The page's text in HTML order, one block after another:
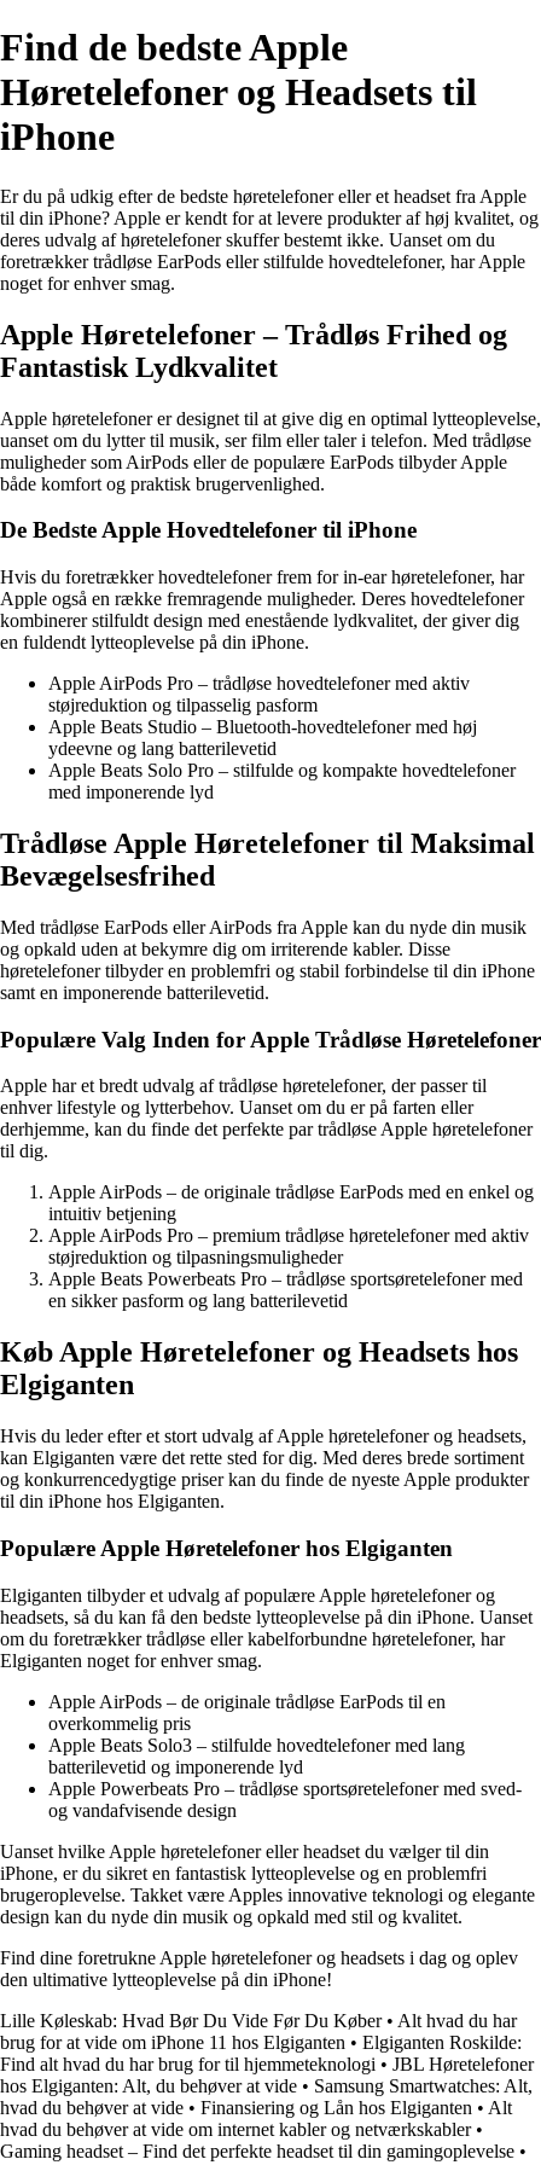
Find de bedste Apple
Høretelefoner og Headsets til
iPhone
Er du på udkig efter de bedste høretelefoner eller et headset fra Apple
til din iPhone? Apple er kendt for at levere produkter af høj kvalitet, og
deres udvalg af høretelefoner skuffer bestemt ikke. Uanset om du
foretrækker trådløse EarPods eller stilfulde hovedtelefoner, har Apple
noget for enhver smag.
Apple Høretelefoner – Trådløs Frihed og
Fantastisk Lydkvalitet
Apple høretelefoner er designet til at give dig en optimal lytteoplevelse,
uanset om du lytter til musik, ser film eller taler i telefon. Med trådløse
muligheder som AirPods eller de populære EarPods tilbyder Apple
både komfort og praktisk brugervenlighed.
De Bedste Apple Hovedtelefoner til iPhone
Hvis du foretrækker hovedtelefoner frem for in-ear høretelefoner, har
Apple også en række fremragende muligheder. Deres hovedtelefoner
kombinerer stilfuldt design med enestående lydkvalitet, der giver dig
en fuldendt lytteoplevelse på din iPhone.
Apple AirPods Pro – trådløse hovedtelefoner med aktiv
støjreduktion og tilpasselig pasform
Apple Beats Studio – Bluetooth-hovedtelefoner med høj
ydeevne og lang batterilevetid
Apple Beats Solo Pro – stilfulde og kompakte hovedtelefoner
med imponerende lyd
Trådløse Apple Høretelefoner til Maksimal
Bevægelsesfrihed
Med trådløse EarPods eller AirPods fra Apple kan du nyde din musik
og opkald uden at bekymre dig om irriterende kabler. Disse
høretelefoner tilbyder en problemfri og stabil forbindelse til din iPhone
samt en imponerende batterilevetid.
Populære Valg Inden for Apple Trådløse Høretelefoner
Apple har et bredt udvalg af trådløse høretelefoner, der passer til
enhver lifestyle og lytterbehov. Uanset om du er på farten eller
derhjemme, kan du finde det perfekte par trådløse Apple høretelefoner
til dig.
Apple AirPods – de originale trådløse EarPods med en enkel og
intuitiv betjening
Apple AirPods Pro – premium trådløse høretelefoner med aktiv
støjreduktion og tilpasningsmuligheder
Apple Beats Powerbeats Pro – trådløse sportsøretelefoner med
en sikker pasform og lang batterilevetid
Køb Apple Høretelefoner og Headsets hos
Elgiganten
Hvis du leder efter et stort udvalg af Apple høretelefoner og headsets,
kan Elgiganten være det rette sted for dig. Med deres brede sortiment
og konkurrencedygtige priser kan du finde de nyeste Apple produkter
til din iPhone hos Elgiganten.
Populære Apple Høretelefoner hos Elgiganten
Elgiganten tilbyder et udvalg af populære Apple høretelefoner og
headsets, så du kan få den bedste lytteoplevelse på din iPhone. Uanset
om du foretrækker trådløse eller kabelforbundne høretelefoner, har
Elgiganten noget for enhver smag.
Apple AirPods – de originale trådløse EarPods til en
overkommelig pris
Apple Beats Solo3 – stilfulde hovedtelefoner med lang
batterilevetid og imponerende lyd
Apple Powerbeats Pro – trådløse sportsøretelefoner med sved-
og vandafvisende design
Uanset hvilke Apple høretelefoner eller headset du vælger til din
iPhone, er du sikret en fantastisk lytteoplevelse og en problemfri
brugeroplevelse. Takket være Apples innovative teknologi og elegante
design kan du nyde din musik og opkald med stil og kvalitet.
Find dine foretrukne Apple høretelefoner og headsets i dag og oplev
den ultimative lytteoplevelse på din iPhone!
Lille Køleskab: Hvad Bør Du Vide Før Du Køber• Alt hvad du har
brug for at vide om iPhone 11 hos Elgiganten • Elgiganten Roskilde:
Find alt hvad du har brug for til hjemmeteknologi • JBL Høretelefoner
hos Elgiganten: Alt, du behøver at vide • Samsung Smartwatches: Alt,
hvad du behøver at vide • Finansiering og Lån hos Elgiganten • Alt
hvad du behøver at vide om internet kabler og netværkskabler•
Gaming headset – Find det perfekte headset til din gamingoplevelse •